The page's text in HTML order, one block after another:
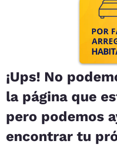
¡Ups! No
la página que
pero podemos
encontrar tu